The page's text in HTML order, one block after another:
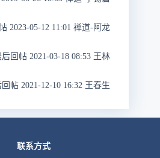
2023-05-12 11:01 禅道-阿龙
后回帖 2021-03-18 08:53 王林
帖 2021-12-10 16:32 王春生
联系方式